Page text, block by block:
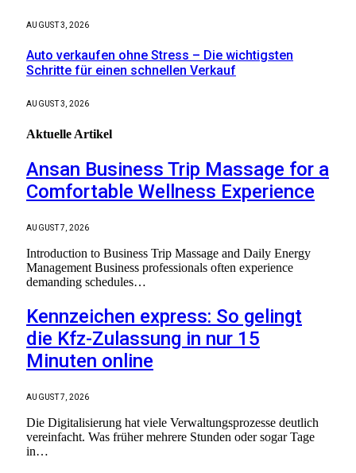
AUGUST 3, 2026
Auto verkaufen ohne Stress – Die wichtigsten
Schritte für einen schnellen Verkauf
AUGUST 3, 2026
Aktuelle Artikel
Ansan Business Trip Massage for a
Comfortable Wellness Experience
AUGUST 7, 2026
Introduction to Business Trip Massage and Daily Energy
Management Business professionals often experience
demanding schedules…
Kennzeichen express: So gelingt
die Kfz-Zulassung in nur 15
Minuten online
AUGUST 7, 2026
Die Digitalisierung hat viele Verwaltungsprozesse deutlich
vereinfacht. Was früher mehrere Stunden oder sogar Tage
in…